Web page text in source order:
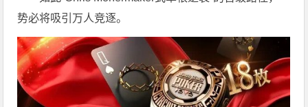
势必将吸引万人竞逐。